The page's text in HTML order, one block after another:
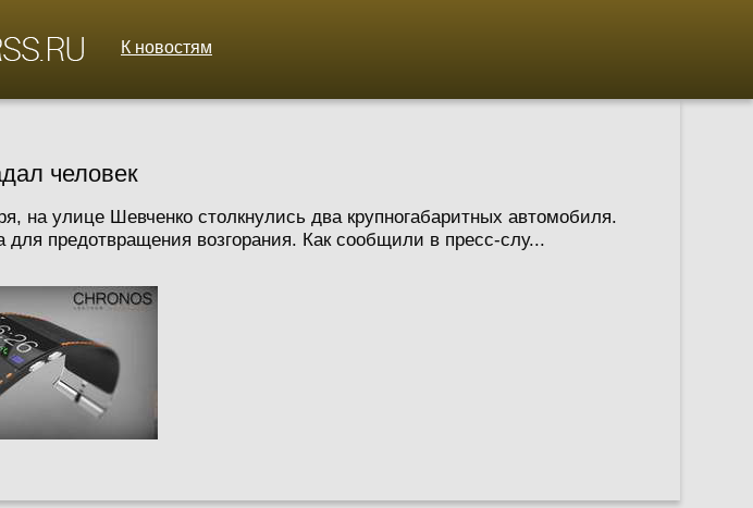
К новостям
человек
улице Шевченко столкнулись два крупногабаритных автомобиля.
предотвращения возгорания. Как сообщили в пресс-слу...